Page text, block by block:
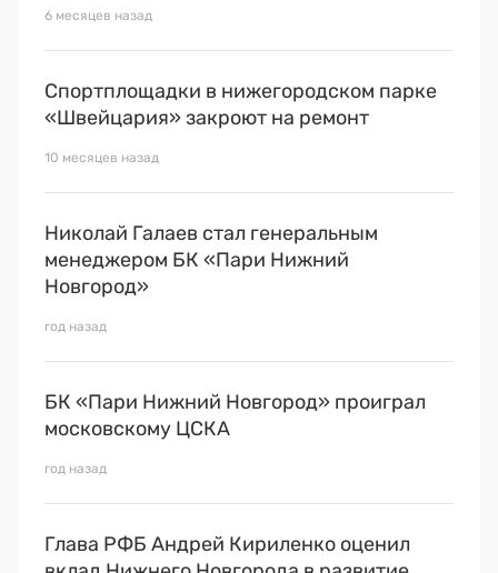
6 месяцев назад
Спортплощадки в нижегородском парке
«Швейцария» закроют на ремонт
10 месяцев назад
Николай Галаев стал генеральным
менеджером БК «Пари Нижний
Новгород»
год назад
БК «Пари Нижний Новгород» проиграл
московскому ЦСКА
год назад
Глава РФБ Андрей Кириленко оценил